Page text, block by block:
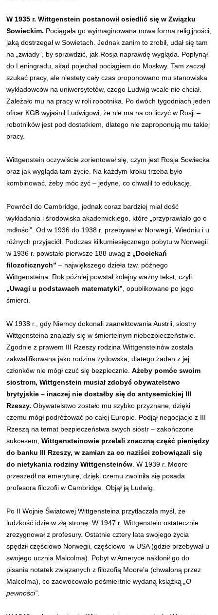
W 1935 r. Wittgenstein postanowił osiedlić się w Związku
Sowieckim. Pociągała go wyimaginowana nowa forma religijności,
jaką dostrzegał w Sowietach. Jednak zanim to zrobił, udał się tam
na „zwiady”, by sprawdzić, jak Rosja naprawdę wygląda. Popłynął
do Leningradu, skąd pojechał pociągiem do Moskwy. Tam zaczął
szukać pracy, ale niestety cały czas proponowano mu stanowiska
wykładowców na uniwersytetów, czego Ludwig wcale nie chciał.
Zależało mu na pracy w roli robotnika. Po dwóch tygodniach jeden
oficer KGB wyjaśnił Ludwigowi, że nie ma na co liczyć w Rosji –
robotników jest pod dostatkiem, dlatego nie zaproponują mu takiej
pracy.
Wittgenstein oczywiście zorientował się, czym jest Rosja Sowiecka
oraz jak wygląda tam życie. Na każdym kroku trzeba było
kombinować, żeby móc żyć – jedyne, co chwalił to edukację.
Powrócił do Cambridge, jednak coraz bardziej miał dość
wykładania i środowiska akademickiego, które „przyprawiało go o
mdłości”. Od w 1936 do 1938 r. przebywał w Norwegii, Wiedniu i u
różnych przyjaciół. Podczas kilkumiesięcznego pobytu w Norwegii
w 1936 r. powstało pierwsze 188 uwag z „Dociekań
filozoficznych” – największego dzieła tzw. późnego
Wittgensteina. Rok później powstał kolejny ważny tekst, czyli
„Uwagi u podstawach matematyki” , opublikowane po jego
śmierci.
W 1938 r., gdy Niemcy dokonali zaanektowania Austrii, siostry
Wittgensteina znalazły się w śmiertelnym niebezpieczeństwie.
Zgodnie z prawem III Rzeszy rodzina Wittgensteinów została
zakwalifikowana jako rodzina żydowska, dlatego żaden z jej
członków nie mógł czuć się bezpiecznie.Ażeby pomóc swoim
siostrom, Wittgenstein musiał zdobyć obywatelstwo
brytyjskie – inaczej nie dostałby się do antysemickiej III
Rzeszy. Obywatelstwo zostało mu szybko przyznane, dzięki
czemu mógł podróżować po całej Europie. Podjął negocjacje z III
Rzeszą na temat bezpieczeństwa swych sióstr – zakończone
sukcesem;Wittgensteinowie przelali znaczną część pieniędzy
do banku III Rzeszy, w zamian za co naziści zobowiązali się
do nietykania rodziny Wittgensteinów . W 1939 r. Moore
przeszedł na emeryturę, dzięki czemu zwolniła się posada
profesora filozofii w Cambridge. Objął ją Ludwig.
Po II Wojnie Światowej Wittgensteina przytłaczała myśl, że
ludzkość idzie w złą stronę. W 1947 r. Wittgenstein ostatecznie
zrezygnował z profesury. Ostatnie cztery lata swojego życia
spędził częściowo Norwegii, częściowo w USA (gdzie przebywał u
swojego ucznia Malcolma). Pobyt w Ameryce nakłonił go do
pisania notatek związanych z filozofią Moore’a (chwaloną przez
Malcolma), co zaowocowało pośmiertnie wydaną książką
„O
pewności”